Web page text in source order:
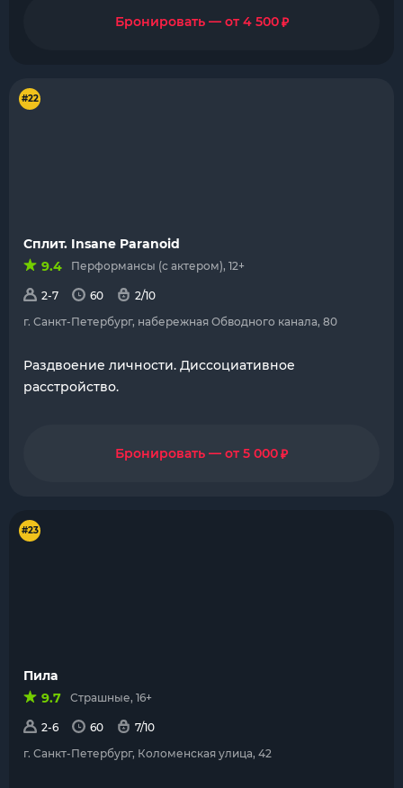
Бронировать — от 4 500₽
#22
Сплит. Insane Paranoid
9.4
Перформансы (с актером), 12+
2-7 60
2/10
г. Санкт-Петербург, набережная Обводного канала, 80
Раздвоение личности. Диссоциативное
расстройство.
Бронировать — от 5 000₽
#23
Пила
9.7
Страшные, 16+
2-6 60
7/10
г. Санкт-Петербург, Коломенская улица, 42